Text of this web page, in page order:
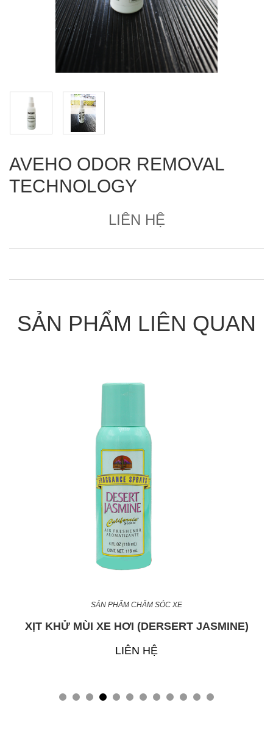
AVEHO ODOR REMOVAL
TECHNOLOGY
LIÊN HỆ
SẢN PHẨM LIÊN QUAN
SẢN PHẨM CHĂM SÓC XE
XỊT KHỬ MÙI XE HƠI (DERSERT JASMINE)
LIÊN HỆ